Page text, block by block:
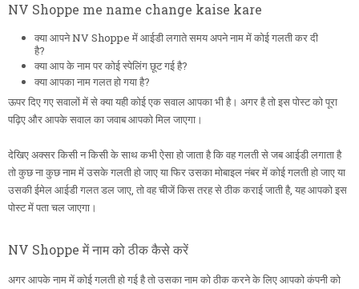
NV Shoppe me name change kaise kare
क्या आपने NV Shoppe में आईडी लगाते समय अपने नाम में कोई गलती कर दी
है?
क्या आप के नाम पर कोई स्पेलिंग छूट गई है?
क्या आपका नाम गलत हो गया है?
ऊपर दिए गए सवालों में से क्या यही कोई एक सवाल आपका भी है। अगर है तो इस पोस्ट को पूरा
पढ़िए और आपके सवाल का जवाब आपको मिल जाएगा।
देखिए अक्सर किसी न किसी के साथ कभी ऐसा हो जाता है कि वह गलती से जब आईडी लगाता है
तो कुछ ना कुछ नाम में उसके गलती हो जाए या फिर उसका मोबाइल नंबर में कोई गलती हो जाए या
उसकी ईमेल आईडी गलत डल जाए, तो वह चीजें किस तरह से ठीक कराई जाती है, यह आपको इस
पोस्ट में पता चल जाएगा।
NV Shoppe में नाम को ठीक कैसे करें
अगर आपके नाम में कोई गलती हो गई है तो उसका नाम को ठीक करने के लिए आपको कंपनी को